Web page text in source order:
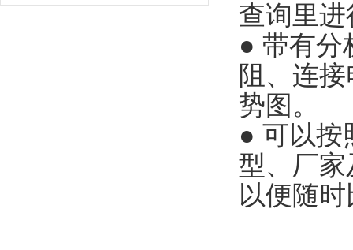
查询里
● 带有分
阻、连
势图。
● 可以按
型、厂
以便随